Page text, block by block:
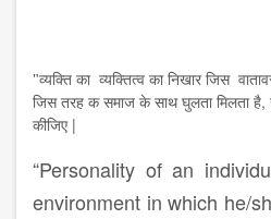
"व्यक्ति का व्यक्तित्व का निखार जिस
जिस तरह क समाज के साथ घुलता मिलता है,
कीजिए |
“Personality of an
environment in which he/